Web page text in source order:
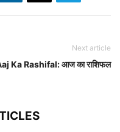
Next article
Ka Rashifal: आज का राशिफल